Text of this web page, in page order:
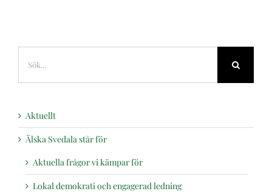
Sök
efter:
Aktuellt
Älska Svedala står för
Aktuella frågor vi kämpar för
Lokal demokrati och engagerad ledning